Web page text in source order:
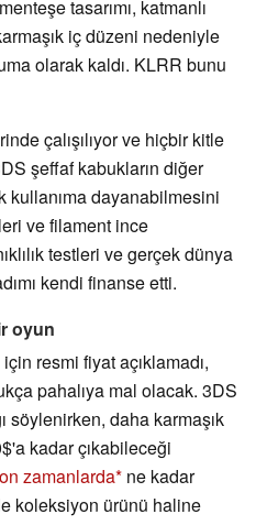
tasarımı, katmanlı
iç düzeni nedeniyle
olarak kaldı. KLRR bunu
çalışılıyor ve hiçbir kitle
şeffaf kabukların diğer
dayanabilmesini
ve filament ince
testleri ve gerçek dünya
kendi finanse etti.
oyun
resmi fiyat açıklamadı,
pahalıya mal olacak. 3DS
söylenirken, daha karmaşık
kadar çıkabileceği
zamanlarda ne kadar
koleksiyon ürünü haline